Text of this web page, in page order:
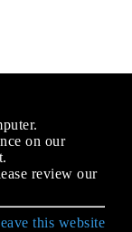
on our
review our
this website